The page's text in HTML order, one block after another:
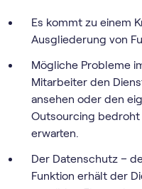
Es kommt zu einem
Ausgliederung von
Mögliche Probleme
Mitarbeiter den
ansehen oder den
Outsourcing bedroht
erwarten.
Der Datenschutz –
Funktion erhält der